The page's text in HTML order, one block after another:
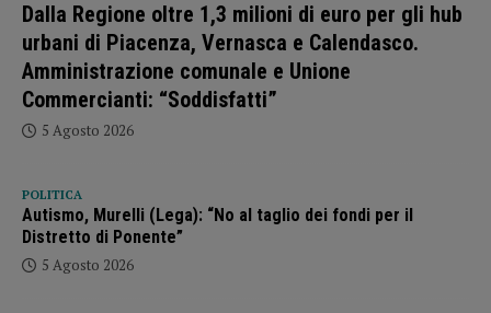
Dalla Regione oltre 1,3 milioni di euro per gli hub
urbani di Piacenza, Vernasca e Calendasco.
Amministrazione comunale e Unione
Commercianti: “Soddisfatti”
5 Agosto 2026
POLITICA
Autismo, Murelli (Lega): “No al taglio dei fondi per il
Distretto di Ponente”
5 Agosto 2026